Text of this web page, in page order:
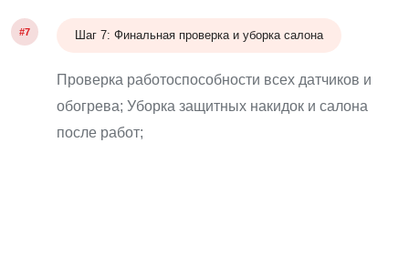
#7 Шаг 7: Финальная проверка и уборка салона
Проверка работоспособности всех датчиков и
обогрева; Уборка защитных накидок и салона
после работ;